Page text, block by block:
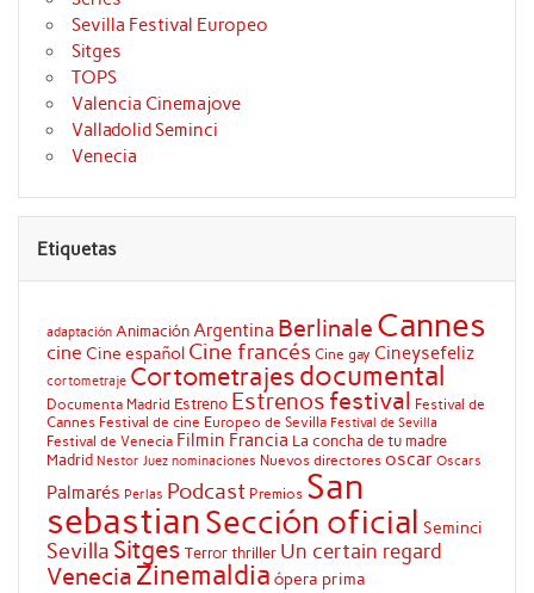
Sevilla Festival Europeo
Sitges
TOPS
Valencia Cinemajove
Valladolid Seminci
Venecia
Etiquetas
adaptación AnimaciónArgentina Berlinale Cannes
cine Cine español Cine francés Cine gay Cineysefeliz
cortometraje Cortometrajes documental
Documenta Madrid Estreno Estrenos festival Festival de
Cannes Festival de cine Europeo de Sevilla Festival de Sevilla
Festival de Venecia Filmin Francia La concha de tu madre
Madrid Nestor Juez nominaciones Nuevos directores oscar Oscars
Palmarés Perlas Podcast Premios San
sebastianSección oficial Seminci
Sevilla Sitges Terrorthriller Un certain regard
Venecia Zinemaldia ópera prima